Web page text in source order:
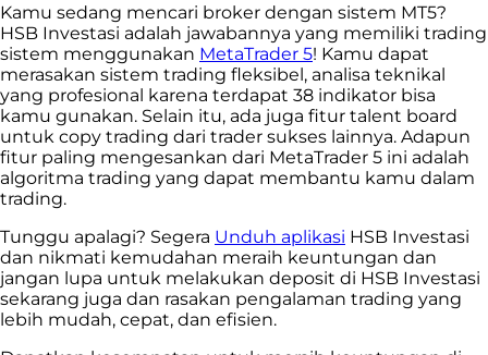
Kamu sedang mencari broker dengan sistem MT5?
HSB Investasi adalah jawabannya yang memiliki trading
sistem menggunakan MetaTrader 5! Kamu dapat
merasakan sistem trading fleksibel, analisa teknikal
yang profesional karena terdapat 38 indikator bisa
kamu gunakan. Selain itu, ada juga fitur talent board
untuk copy trading dari trader sukses lainnya. Adapun
fitur paling mengesankan dari MetaTrader 5 ini adalah
algoritma trading yang dapat membantu kamu dalam
trading.
Tunggu apalagi? Segera Unduh aplikasi HSB Investasi
dan nikmati kemudahan meraih keuntungan dan
jangan lupa untuk melakukan deposit di HSB Investasi
sekarang juga dan rasakan pengalaman trading yang
lebih mudah, cepat, dan efisien.